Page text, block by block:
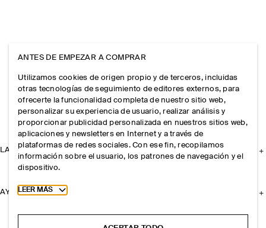
LA EMPRESA
AYUDA
ANTES DE EMPEZAR A COMPRAR
Utilizamos cookies de origen propio y de terceros, incluidas
otras tecnologías de seguimiento de editores externos, para
ofrecerte la funcionalidad completa de nuestro sitio web,
personalizar su experiencia de usuario, realizar análisis y
proporcionar publicidad personalizada en nuestros sitios web,
aplicaciones y newsletters en Internet y a través de
plataformas de redes sociales. Con ese fin, recopilamos
información sobre el usuario, los patrones de navegación y el
dispositivo.
Toggle more cookie information
LEER MÁS